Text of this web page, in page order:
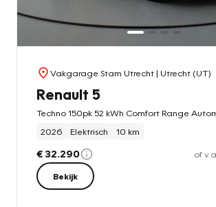
Vakgarage Stam Utrecht| Utrecht (UT)
Renault 5
Techno 150pk 52 kWh Comfort Range
2026
Elektrisch 10 km
€ 32.290 of v.a.
Bekijk